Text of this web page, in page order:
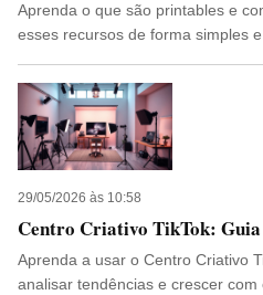
Aprenda o que são printables e
esses recursos de forma simples e
29/05/2026 às 10:58
Centro Criativo TikTok:
Aprenda a usar o Centro Criativo
analisar tendências e crescer com